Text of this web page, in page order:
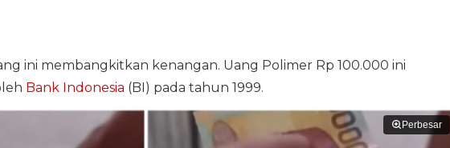
ini membangkitkan kenangan. Uang Polimer Rp 100.000 ini
Bank Indonesia (BI) pada tahun 1999.
Perbesar